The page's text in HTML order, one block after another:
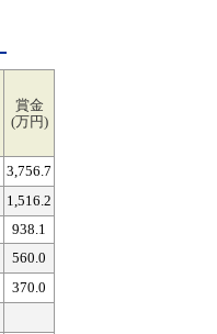
賞金
(万円)
3,756.7
1,516.2
938.1
560.0
370.0